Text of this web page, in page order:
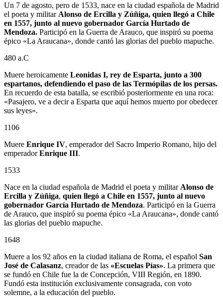
Un 7 de agosto, pero de 1533, nace en la ciudad española de Madrid
el poeta y militar Alonso de Ercilla y Zúñiga, quien llegó a Chile
en 1557, junto al nuevo gobernador García Hurtado de
Mendoza. Participó en la Guerra de Arauco, que inspiró su poema
épico «La Araucana», donde cantó las glorias del pueblo mapuche.
480 a.C
Muere heroicamente Leonidas I, rey de Esparta, junto a 300
espartanos, defendiendo el paso de las Termópilas de los persas.
En recuerdo de esta batalla, se escribió posteriormente en una roca:
«Pasajero, ve a decir a Esparta que aquí hemos muerto por obedecer
sus leyes».
1106
Muere Enrique IV, emperador del Sacro Imperio Romano, hijo del
emperadorEnrique III.
1533
Nace en la ciudad española de Madrid el poeta y militar Alonso de
Ercilla y Zúñiga, quien llegó a Chile en 1557, junto al nuevo
gobernador García Hurtado de Mendoza. Participó en la Guerra
de Arauco, que inspiró su poema épico «La Araucana», donde cantó
las glorias del pueblo mapuche.
1648
Muere a los 92 años en la ciudad italiana de Roma, el español San
José de Calasanz, creador de las «Escuelas Pías». La primera que
se fundó en Chile fue la de Concepción, VIII Región, en 1890.
Fundó esta institución exclusivamente consagrada, con voto
solemne, a la educación del pueblo.